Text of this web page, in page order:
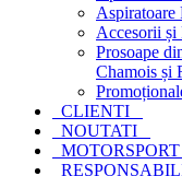
Aspiratoare
Accesorii și
Prosoape
Chamois și
CLIENTI
NOUTATI